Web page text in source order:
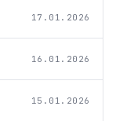
17.01.2026
16.01.2026
15.01.2026